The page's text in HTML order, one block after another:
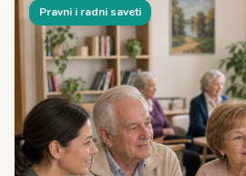
Pravni i radni saveti